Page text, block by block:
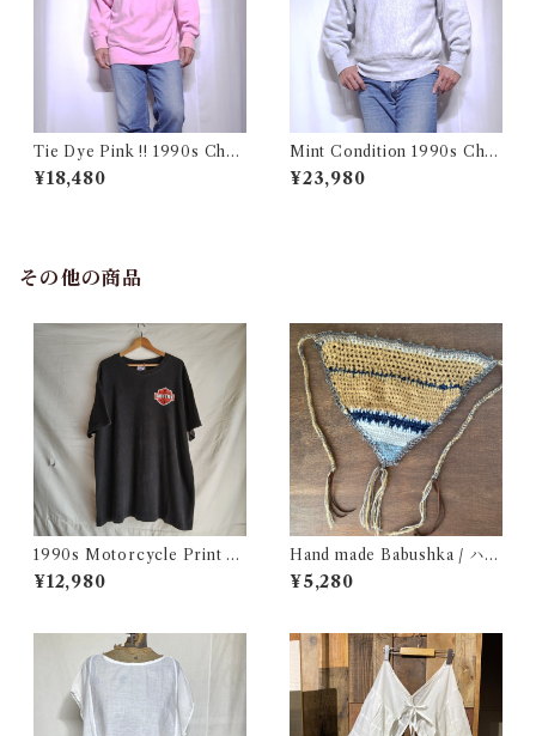
Tie Dye Pink !! 1990s Cha
mpion Reverse Weave USA
/ チャンピオン リバースウィ
¥18,480
Mint Condition 1990s Cha
mpion Reverse Weave Size
L / チャンピオン リバースウ
¥23,980
その他の商品
1990s Motorcycle Print T-
Shirt Size XL / 90年代 ハー
レー バイカー Tシャツ スカル
¥12,980
Hand made Babushka / ハン
ドメイド バブーシュカ
¥5,280